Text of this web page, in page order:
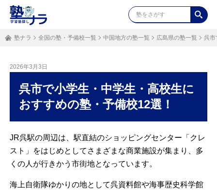
塾ナラ 全国の塾・予備校一覧 中国地方の塾一覧 広島県の塾一覧 呉市
2026年3月3日
呉市で小学生・中学生・高校生に
おすすめの塾・予備校12選！
JR呉駅の周辺は、駅直結のショッピングセンター「クレ
スト」をはじめとしてさまざまな商業施設が集まり、多
くの人が行きかう市街地となっています。
海上自衛隊ゆかりの地として呉資料館や海事歴史科学館